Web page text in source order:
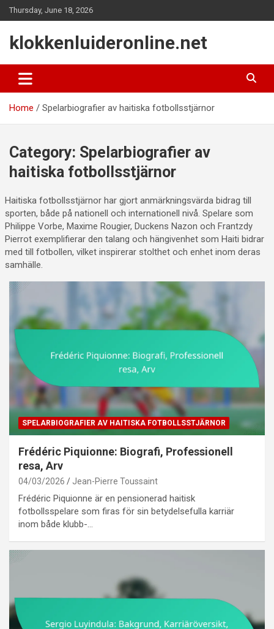
Skip
to
Thursday, June 18, 2026
klokkenluideronline.net
Home Spelarbiografier av haitiska fotbollsstjärnor
Category: Spelarbiografier av
haitiska fotbollsstjärnor
Haitiska fotbollsstjärnor har gjort anmärkningsvärda bidrag till
sporten, både på nationell och internationell nivå. Spelare som
Philippe Vorbe, Maxime Rougier, Duckens Nazon och Frantzdy
Pierrot exemplifierar den talang och hängivenhet som Haiti bidrar
med till fotbollen, vilket inspirerar stolthet och enhet inom deras
samhälle.
SPELARBIOGRAFIER AV HAITISKA FOTBOLLSSTJÄRNOR
Frédéric Piquionne: Biografi, Professionell
resa, Arv
04/03/2026 Jean-Pierre Toussaint
Frédéric Piquionne är en pensionerad haitisk
fotbollsspelare som firas för sin betydelsefulla karriär
inom både klubb-…